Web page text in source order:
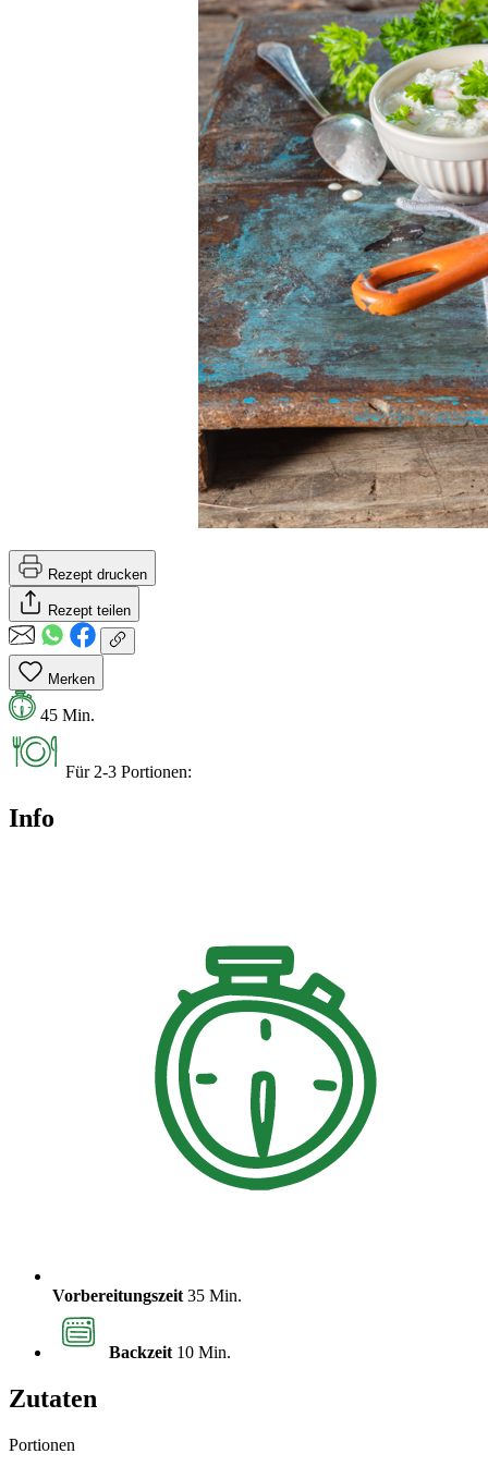
Rezept drucken
Rezept teilen
Merken
45 Min.
Für 2-3 Portionen:
Info
Vorbereitungszeit 35 Min.
Backzeit 10 Min.
Zutaten
Portionen